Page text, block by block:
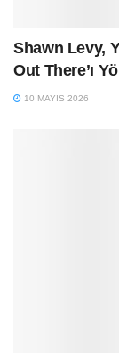
Shawn Levy,
Out There’ı
10 MAYIS 2026